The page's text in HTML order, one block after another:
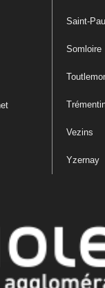
Saint-
Somloire
Vezins
Yzernay